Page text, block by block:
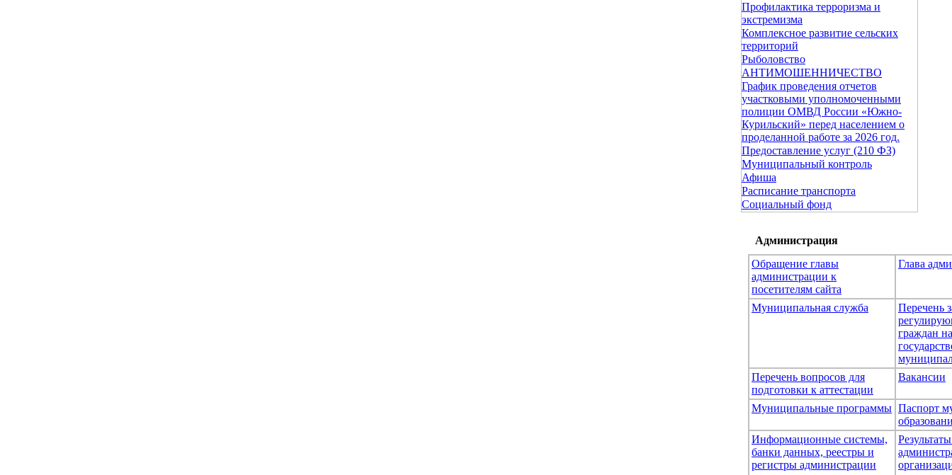
Профилактика терроризма и
экстремизма
Комплексное развитие сельских
территорий
Рыболовство
АНТИМОШЕННИЧЕСТВО
График проведения отчетов
участковыми уполномоченными
полиции ОМВД России «Южно-
Курильский» перед населением о
проделанной работе за 2026 год.
Предоставление услуг (210 ФЗ)
Муниципальный контроль
Афиша
Расписание транспорта
Социальный фонд
Администрация
Обращение главы
администрации к
посетителям сайта
Глава
Муниципальная служба
Перечень
граждан на
Перечень вопросов для
подготовки к аттестации
Вакансии
Муниципальные программы Паспорт
Информационные системы,
банки данных, реестры и
регистры администрации